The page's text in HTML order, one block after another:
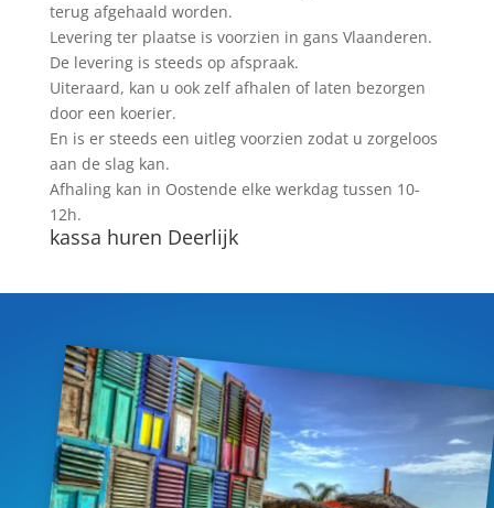
terug afgehaald worden.
Levering ter plaatse is voorzien in gans Vlaanderen.
De levering is steeds op afspraak.
Uiteraard, kan u ook zelf afhalen of laten bezorgen
door een koerier.
En is er steeds een uitleg voorzien zodat u zorgeloos
aan de slag kan.
Afhaling kan in Oostende elke werkdag tussen 10-
12h.
kassa huren Deerlijk